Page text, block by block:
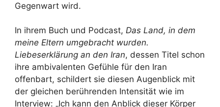
Gegenwart wird.
In ihrem Buch und Podcast, Das Land, in dem
meine Eltern umgebracht wurden.
Liebeserklärung an den Iran, dessen Titel schon
ihre ambivalenten Gefühle für den Iran
offenbart, schildert sie diesen Augenblick mit
der gleichen berührenden Intensität wie im
Interview: „Ich kann den Anblick dieser Körper